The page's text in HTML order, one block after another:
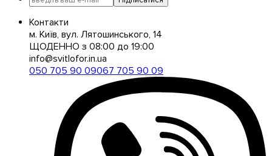
Контакти
м. Київ, вул. Лятошинського, 14
ЩОДЕННО з 08:00 до 19:00
info@svitlofor.in.ua
050 705 90 09067 705 90 09